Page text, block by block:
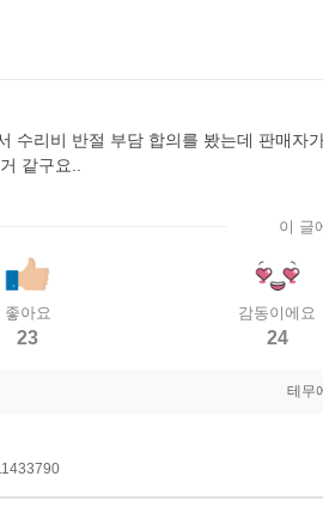
수리비 반절 부담 합의를 봤는데 판매자
같구요..
이 글
좋아요
23
감동이에요
24
테무